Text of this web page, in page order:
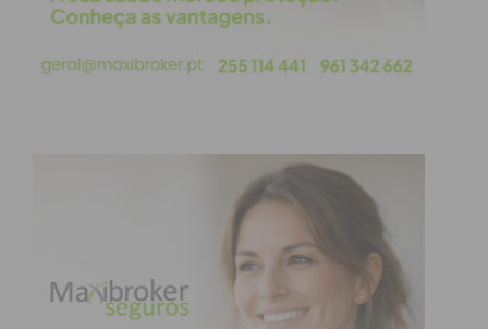
Aprendizagem Avançada e Jogos Sérios, sediada no
gestão e participação em projetos financiados pela
O objetivo do projeto INFURI é difundir modelos de
negócios circulares inovadores e sustentáveis na
indústria do mobiliário, com foco nas PMEs, e dotar
os trabalhadores do setor com competências
relevantes relacionadas com a circularidade,
promovendo assim sinergias e a cooperação entre